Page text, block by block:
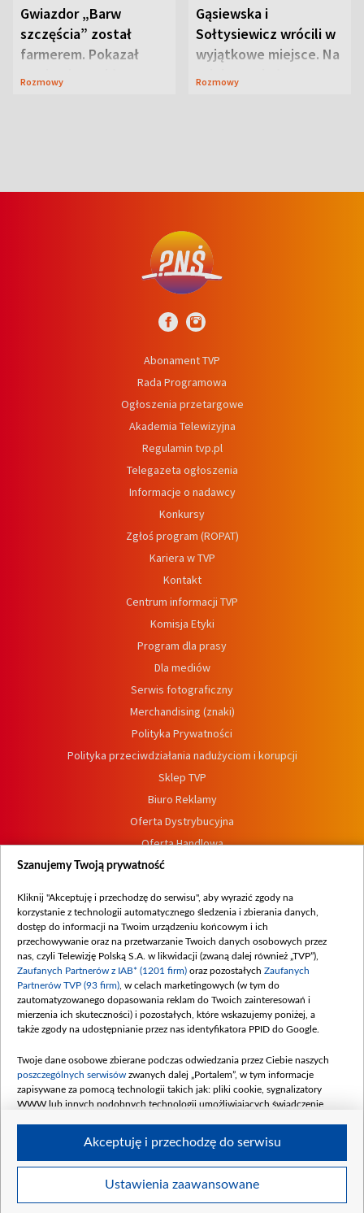
Gwiazdor „Barw
szczęścia” został
farmerem. Pokazał
swoje niezwykłe
Rozmowy
Gąsiewska i
Sołtysiewicz wrócili w
wyjątkowe miejsce. Na
szlaku czekał
Rozmowy
Abonament TVP
Rada Programowa
Ogłoszenia przetargowe
Akademia Telewizyjna
Regulamin tvp.pl
Telegazeta ogłoszenia
Informacje o nadawcy
Konkursy
Zgłoś program (ROPAT)
Kariera w TVP
Kontakt
Centrum informacji TVP
Komisja Etyki
Program dla prasy
Dla mediów
Serwis fotograficzny
Merchandising (znaki)
Polityka Prywatności
Polityka przeciwdziałania nadużyciom i korupcji
Sklep TVP
Biuro Reklamy
Oferta Dystrybucyjna
Oferta Handlowa
Dostępność
Procedura zgłoszeń wewnętrznych
© 2026 Telewizja Polska S. A. w likwidacji
Szanujemy Twoją prywatność
Kliknij "Akceptuję i przechodzę do serwisu", aby wyrazić zgody na
korzystanie z technologii automatycznego śledzenia i zbierania danych,
dostęp do informacji na Twoim urządzeniu końcowym i ich
przechowywanie oraz na przetwarzanie Twoich danych osobowych przez
nas, czyli Telewizję Polską S.A. w likwidacji (zwaną dalej również „TVP”),
Zaufanych Partnerów z IAB* (1201 firm) oraz pozostałych Zaufanych
Partnerów TVP (93 firm) , w celach marketingowych (w tym do
zautomatyzowanego dopasowania reklam do Twoich zainteresowań i
mierzenia ich skuteczności) i pozostałych, które wskazujemy poniżej, a
także zgody na udostępnianie przez nas identyfikatora PPID do Google.
Twoje dane osobowe zbierane podczas odwiedzania przez Ciebie naszych
poszczególnych serwisów zwanych dalej „Portalem”, w tym informacje
zapisywane za pomocą technologii takich jak: pliki cookie, sygnalizatory
WWW lub innych podobnych technologii umożliwiających świadczenie
Twoje dane osobowe zbierane podczas odwiedzania przez Ciebie
Ustawienia zaawansowane
Akceptuję i przechodzę do serwisu